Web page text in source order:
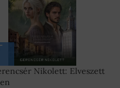
Nikolett: Elveszett